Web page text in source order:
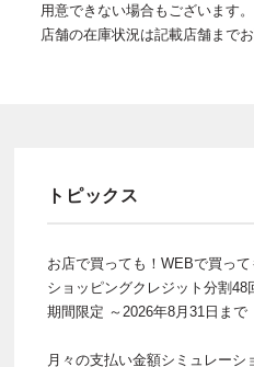
用意できない場合もございます。
店舗の在庫状況は記載店舗まで
トピックス
お店で買っても！WEBで買っ
ショッピングクレジット分割48
期間限定 ～2026年8月31日まで
月々の支払い金額シミュレーシ